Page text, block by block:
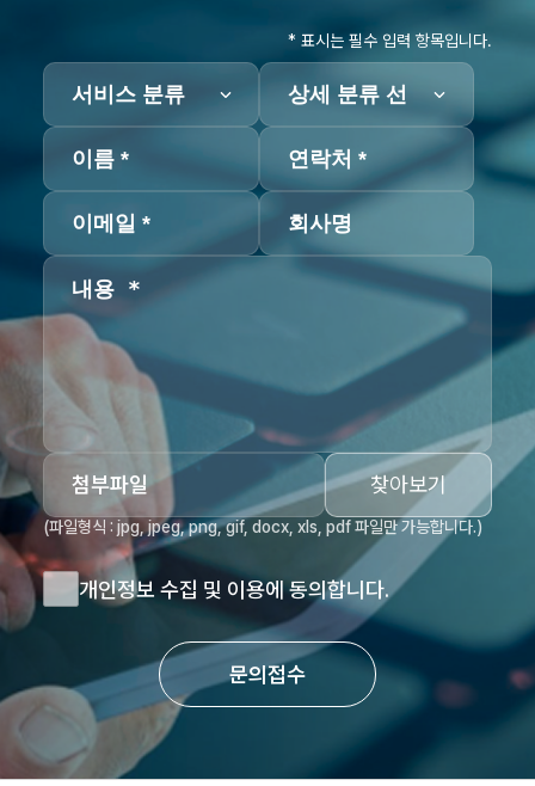
* 표시는 필수 입력 항목입니다.
첨부파일 찾아보기
(파일형식 : jpg, jpeg, png, gif, docx, xls, pdf 파일만 가능합니다.)
개인정보 수집 및 이용에 동의합니다.
문의접수